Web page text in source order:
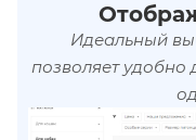
Идеальный
позволяет удобно